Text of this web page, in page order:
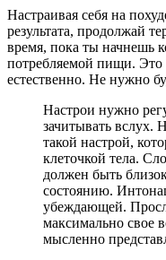
Настраивая себя на
результата, продолжай
время, пока ты начнешь
потребляемой пищи. Это
естественно. Не нужно
Настрои нужно
зачитывать вслух.
такой настрой,
клеточкой тела.
должен быть
состоянию.
убеждающей.
максимально свое
мысленно